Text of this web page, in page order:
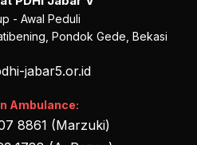
- Awal Peduli
Pondok Gede, Bekasi
jabar5.or.id
Ambulance:
8861 (Marzuki)